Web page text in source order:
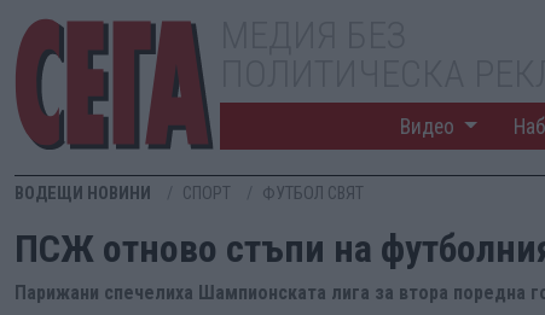
Видео
ВОДЕЩИ НОВИНИ СПОРТ ФУТБОЛ СВЯТ
ПСЖ отново стъпи на
Парижани спечелиха Шампионската лига за втора поредна